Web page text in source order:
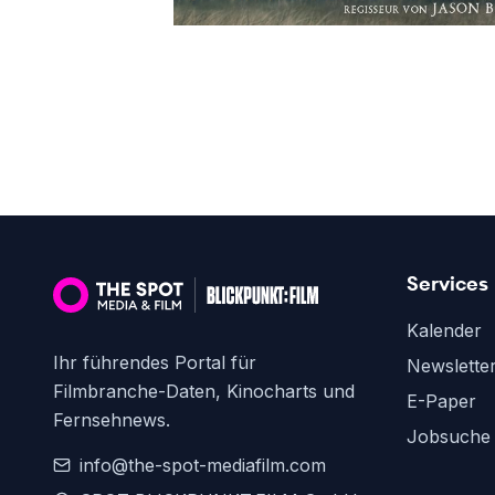
Ihr führendes Portal für
Filmbranche-Daten, Kinocharts und
Fernsehnews.
info@the-spot-mediafilm.com
Services
Kalender
E-Paper
Jobsuche